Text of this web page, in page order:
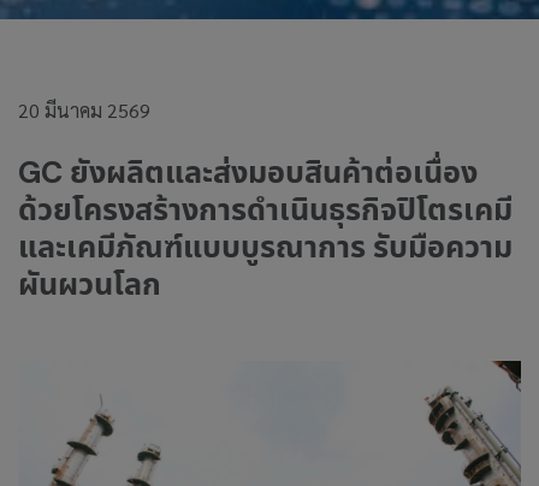
20 มีนาคม 2569
GC ยังผลิตและส่งมอบสินค้าต่อเนื่อง
ด้วยโครงสร้างการดำเนินธุรกิจปิโตรเคมี
และเคมีภัณฑ์แบบบูรณาการ รับมือความ
ผันผวนโลก